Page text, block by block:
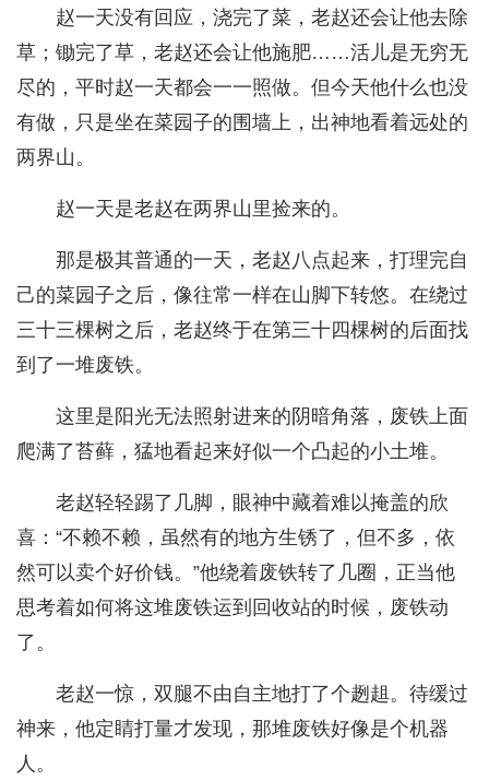
赵一天没有回应，浇完了菜，老赵还会让他去除
草；锄完了草，老赵还会让他施肥……活儿是无穷无
尽的，平时赵一天都会一一照做。但今天他什么也没
有做，只是坐在菜园子的围墙上，出神地看着远处的
两界山。
赵一天是老赵在两界山里捡来的。
那是极其普通的一天，老赵八点起来，打理完自
己的菜园子之后，像往常一样在山脚下转悠。在绕过
三十三棵树之后，老赵终于在第三十四棵树的后面找
到了一堆废铁。
这里是阳光无法照射进来的阴暗角落，废铁上面
爬满了苔藓，猛地看起来好似一个凸起的小土堆。
老赵轻轻踢了几脚，眼神中藏着难以掩盖的欣
喜：“不赖不赖，虽然有的地方生锈了，但不多，依
然可以卖个好价钱。”他绕着废铁转了几圈，正当他
思考着如何将这堆废铁运到回收站的时候，废铁动
了。
老赵一惊，双腿不由自主地打了个趔趄。待缓过
神来，他定睛打量才发现，那堆废铁好像是个机器
人。